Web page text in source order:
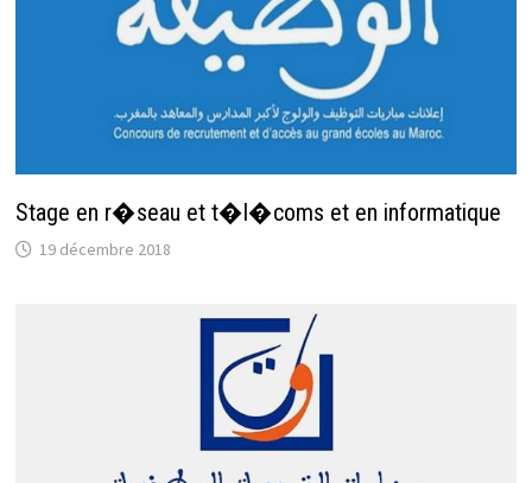
Stage en r�seau et t�l�coms et en informatique
19 décembre 2018